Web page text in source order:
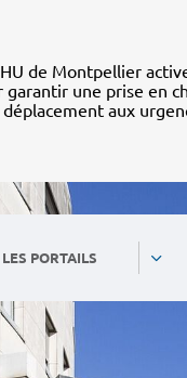
de Montpellier
garantir une prise en
aux
PORTAILS